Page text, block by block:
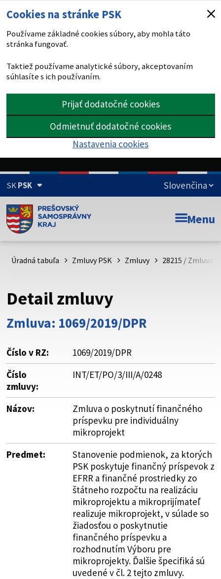
Cookies na stránke PSK
Používame základné cookies súbory, aby mohla táto
stránka fungovať.
Taktiež používame analytické súbory, akceptovaním
súhlasíte s ich používaním.
Prijať dodatočné cookies
Odmietnuť dodatočné cookies
Nastavenia cookies
SKPSK
Doména psk.sk je oficiálna
Toto je oficiálna webová stránka Prešovského
psk.sk.
Buďte pozorní a vždy sa uistite, že zdieľate informácie iba
cez zabezpečenú webovú stránku. Zabezpečená stránka
vždy začína https:// pred názvom domény webového sídla.
Menu
Úradná tabuľa Zmluvy PSK Zmluvy 28215 / Zmluva
Detail zmluvy
Zmluva: 1069/2019/DPR
Číslo v RZ:
1069/2019/DPR
Číslo
zmluvy:
INT/ET/PO/3/III/A/0248
Názov:
Zmluva o poskytnutí finančného
príspevku pre individuálny
mikroprojekt
Predmet:
Stanovenie podmienok, za ktorých
PSK poskytuje finančný príspevok z
EFRR a finančné prostriedky zo
štátneho rozpočtu na realizáciu
mikroprojektu a mikroprijímateľ
realizuje mikroprojekt, v súlade so
žiadosťou o poskytnutie
finančného príspevku a
rozhodnutím Výboru pre
mikroprojekty. Ďalšie špecifiká sú
uvedené v čl. 2 tejto zmluvy.